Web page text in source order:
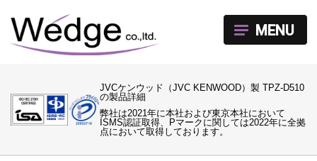
JVCケンウッド（JVC KENWOOD）製 TPZ-D510
の製品詳細
弊社は2021年に本社および東京本社において
ISMS認証取得、Pマークに関しては2022年に全拠
点において取得しております。
MENU